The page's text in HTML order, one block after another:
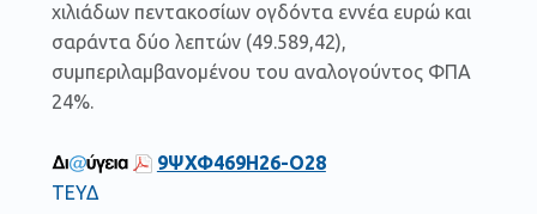
χιλιάδων πεντακοσίων ογδόντα εννέα ευρώ και
σαράντα δύο λεπτών (49.589,42),
συμπεριλαμβανομένου του αναλογούντος ΦΠΑ
24%.
9ΨΧΦ469Η26-Ο28
ΤΕΥΔ